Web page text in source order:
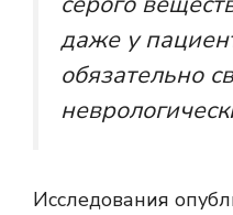
даже у
обязательно
Исследования